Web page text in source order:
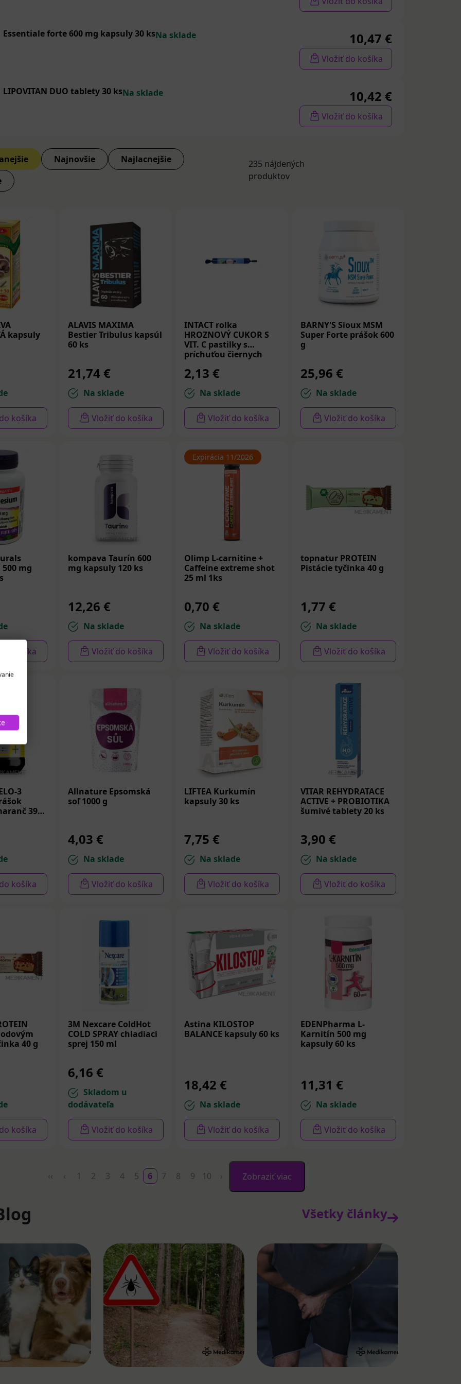
Essentiale forte 600 mg kapsuly 30 ksNa sklade 10,47 €
Vložiť do košíka
LIPOVITAN DUO tablety 30 ksNa sklade 10,42 €
Vložiť do košíka
Najnovšie
Najlacnejšie
235 nájdených
produktov
kapsuly
košíka
ALAVIS MAXIMA
Bestier Tribulus kapsúl
60 ks
21,74 €
Na sklade
Vložiť do košíka
INTACT rolka
HROZNOVÝ CUKOR S
VIT. C pastilky s
príchuťou čiernych
2,13 €
Na sklade
Vložiť do košíka
BARNY'S Sioux MSM
Super Forte prášok 600
g
25,96 €
Na sklade
Vložiť do košíka
mg
do košíka
kompava Taurín 600
mg kapsuly 120 ks
12,26 €
Na sklade
Vložiť do košíka
Expirácia 11/2026
Olimp L-carnitine +
Caffeine extreme shot
25 ml 1ks
0,70 €
Na sklade
Vložiť do košíka
topnatur PROTEIN
Pistácie tyčinka 40 g
1,77 €
Na sklade
Vložiť do košíka
3
390
košíka
Allnature Epsomská
soľ 1000 g
4,03 €
Na sklade
Vložiť do košíka
LIFTEA Kurkumín
kapsuly 30 ks
7,75 €
Na sklade
Vložiť do košíka
VITAR REHYDRATACE
ACTIVE + PROBIOTIKA
šumivé tablety 20 ks
3,90 €
Na sklade
Vložiť do košíka
40 g
košíka
3M Nexcare ColdHot
COLD SPRAY chladiaci
sprej 150 ml
6,16 €
Skladom u
dodávateľa
Vložiť do košíka
Astina KILOSTOP
BALANCE kapsuly 60 ks
18,42 €
Na sklade
Vložiť do košíka
EDENPharma L-
Karnitín 500 mg
kapsuly 60 ks
11,31 €
Na sklade
Vložiť do košíka
‹‹ ‹ 1 2 3 4 5 6 7 8 9 10 › Zobraziť viac
Všetky články